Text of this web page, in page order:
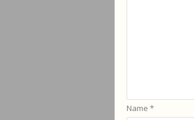
Name *